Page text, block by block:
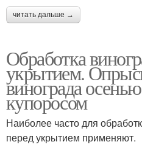
читать дальше →
Обработка
укрытием.
винограда
купоросом
Наиболее часто для
перед укрытием применяют.